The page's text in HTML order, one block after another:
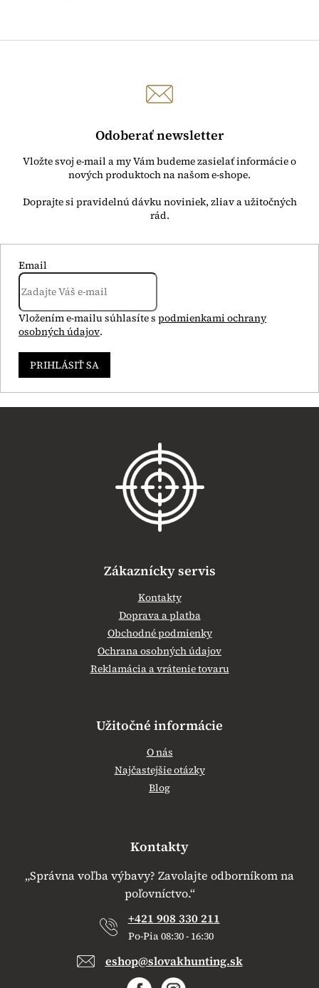
Odoberať newsletter
Vložte svoj e-mail a my Vám budeme zasielať informácie o
nových produktoch na našom e-shope.
Email
Vložením e-mailu súhlasíte s podmienkami ochrany
osobných údajov.
PRIHLÁSIŤ SA
Zákaznícky servis
Kontakty
Doprava a platba
Obchodné podmienky
Ochrana osobných údajov
Reklamácia a vrátenie tovaru
Užitočné informácie
O nás
Najčastejšie otázky
Blog
Kontakty
„Správna voľba výbavy? Zavolajte odborníkom na
poľovníctvo.“
+421 908 330 211
Po-Pia 08:30 - 16:30
eshop@slovakhunting.sk